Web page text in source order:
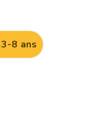
8 ans